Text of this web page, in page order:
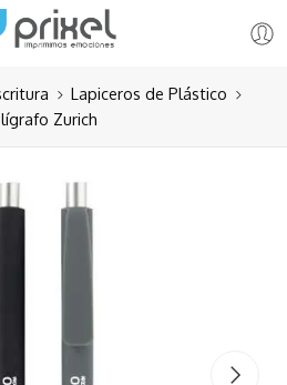
Lapiceros de Plástico
Zurich